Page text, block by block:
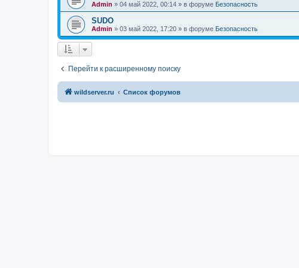
Admin » 04 май 2022, 00:14 » в форуме Безопасность
SUDO
Admin » 03 май 2022, 17:20 » в форуме Безопасность
Перейти к расширенному поиску
wildserver.ru Список форумов